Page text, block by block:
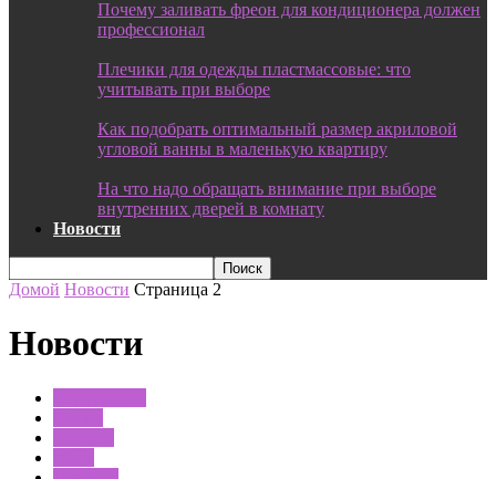
Почему заливать фреон для кондиционера должен
профессионал
Плечики для одежды пластмассовые: что
учитывать при выборе
Как подобрать оптимальный размер акриловой
угловой ванны в маленькую квартиру
На что надо обращать внимание при выборе
внутренних дверей в комнату
Новости
Домой Новости Страница 2
Новости